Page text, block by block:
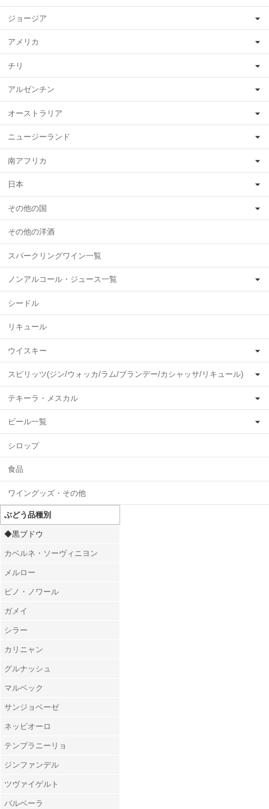
ジョージア
アメリカ
チリ
アルゼンチン
オーストラリア
ニュージーランド
南アフリカ
日本
その他の国
その他の洋酒
スパークリングワイン一覧
ノンアルコール・ジュース一覧
シードル
リキュール
ウイスキー
スピリッツ(ジン/ウォッカ/ラム/ブランデー/カシャッサ/リキュール)
テキーラ・メスカル
ビール一覧
シロップ
食品
ワイングッズ・その他
ぶどう品種別
◆黒ブドウ
カベルネ・ソーヴィニヨン
メルロー
ピノ・ノワール
ガメイ
シラー
カリニャン
グルナッシュ
マルベック
サンジョベーゼ
ネッビオーロ
テンプラニーリョ
ジンファンデル
ツヴァイゲルト
バルベーラ